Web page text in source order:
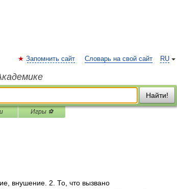
RU
Запомнить сайт Словарь на свой сайт
Найти!
Игры ⚽
внушение. 2. То, что вызвано